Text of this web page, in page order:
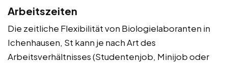
Arbeitszeiten
Die zeitliche Flexibilität von Biologielaboranten in
Ichenhausen, St kann je nach Art des
Arbeitsverhältnisses (Studentenjob, Minijob oder